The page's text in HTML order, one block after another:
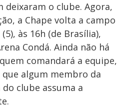
deixaram o clube. Agora,
a Chape volta a campo
às 16h (de Brasília),
Condá. Ainda não há
comandará a equipe,
que algum membro da
clube assuma a